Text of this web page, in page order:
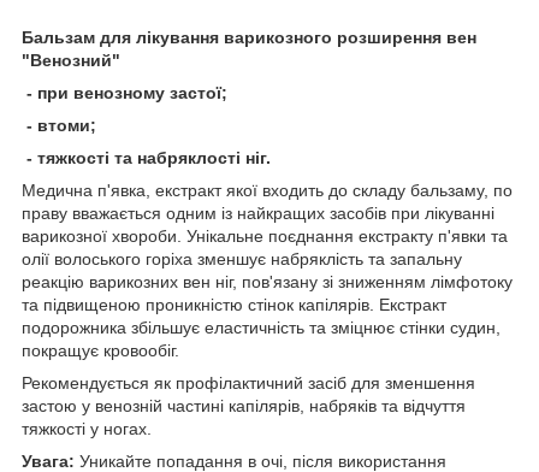
Бальзам для лікування варикозного розширення вен
"Венозний"
- при венозному застої;
- втоми;
- тяжкості та набряклості ніг.
Медична п'явка, екстракт якої входить до складу бальзаму, по
праву вважається одним із найкращих засобів при лікуванні
варикозної хвороби. Унікальне поєднання екстракту п'явки та
олії волоського горіха зменшує набряклість та запальну
реакцію варикозних вен ніг, пов'язану зі зниженням лімфотоку
та підвищеною проникністю стінок капілярів. Екстракт
подорожника збільшує еластичність та зміцнює стінки судин,
покращує кровообіг.
Рекомендується як профілактичний засіб для зменшення
застою у венозній частині капілярів, набряків та відчуття
тяжкості у ногах.
Увага: Уникайте попадання в очі, після використання